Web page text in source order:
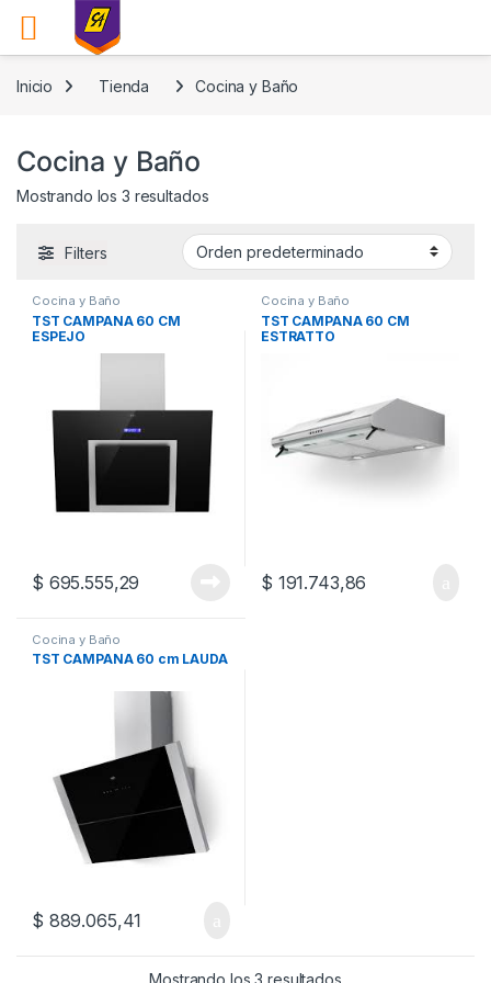
Inicio
Tienda Cocina y Baño
Cocina y Baño
Mostrando los 3 resultados
Filters
Cocina y Baño
TST CAMPANA 60 CM
ESPEJO
$ 695.555,29
Cocina y Baño
TST CAMPANA 60 CM
ESTRATTO
$ 191.743,86
Cocina y Baño
TST CAMPANA 60 cm LAUDA
$ 889.065,41